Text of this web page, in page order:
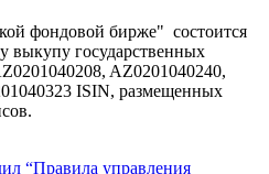
фондовой бирже" состоится
выкупу государственных
AZ0201040240,
ISIN, размещенных